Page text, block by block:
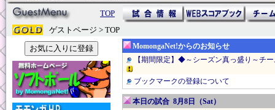
TOP
ゲストページ > TOP
MomongaNet!からのお知らせ
【期間限定】◆～シーズン真っ盛り～チ
ブックマークの登録について
本日の試合 8月8日（Sat）